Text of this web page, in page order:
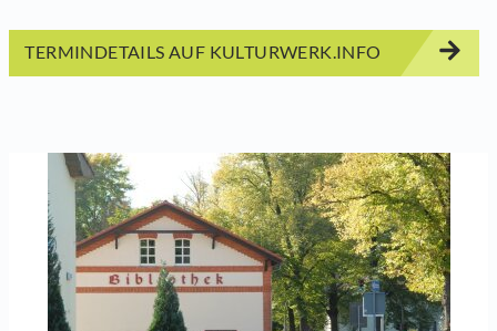
TERMINDETAILS AUF KULTURWERK.INFO